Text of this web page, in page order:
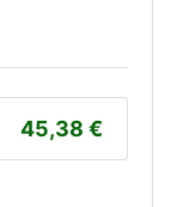
45,38